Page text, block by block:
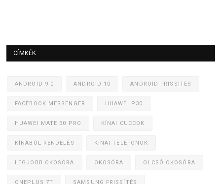
CÍMKÉK
ANDROID 9.0 ANDROID 10 ANDROID FRISSÍTÉS
FACEBOOK MESSENGER HUAWEI P30
HUAWEI MATE 30 PRO KÍNAI CUCCOK
KÍNÁBÓL RENDELÉS KÍNAI TELEFONOK
LEGJOBB OKOSÓRA OKOSÓRA OLCSÓ OKOSÓRA
ONEPLUS 7T SAMSUNG FRISSÍTÉS